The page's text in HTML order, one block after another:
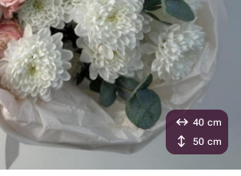
40 cm
50 cm